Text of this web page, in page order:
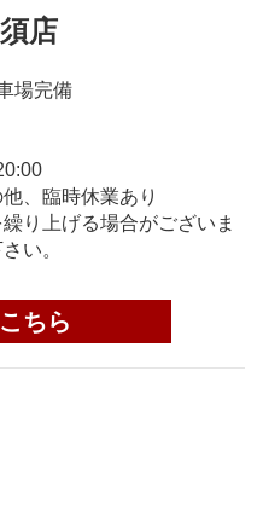
店
場完備
、臨時休業あり
り上げる場合がございま
い。
ちら